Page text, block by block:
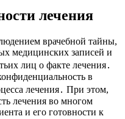
лечения
врачебной тайны,
медицинских записей и
лиц о факте лечения․
в
лечения․ При этом,
лечения во многом
и его готовности к